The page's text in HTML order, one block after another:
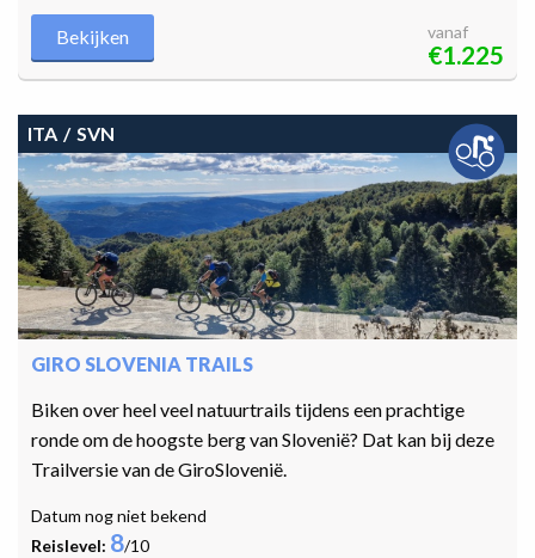
Bekijken vanaf
€1.225
ITA SVN
GIRO SLOVENIA TRAILS
Biken over heel veel natuurtrails tijdens een prachtige
ronde om de hoogste berg van Slovenië? Dat kan bij deze
Trailversie van de GiroSlovenië.
Datum nog niet bekend
Reislevel: 8/10